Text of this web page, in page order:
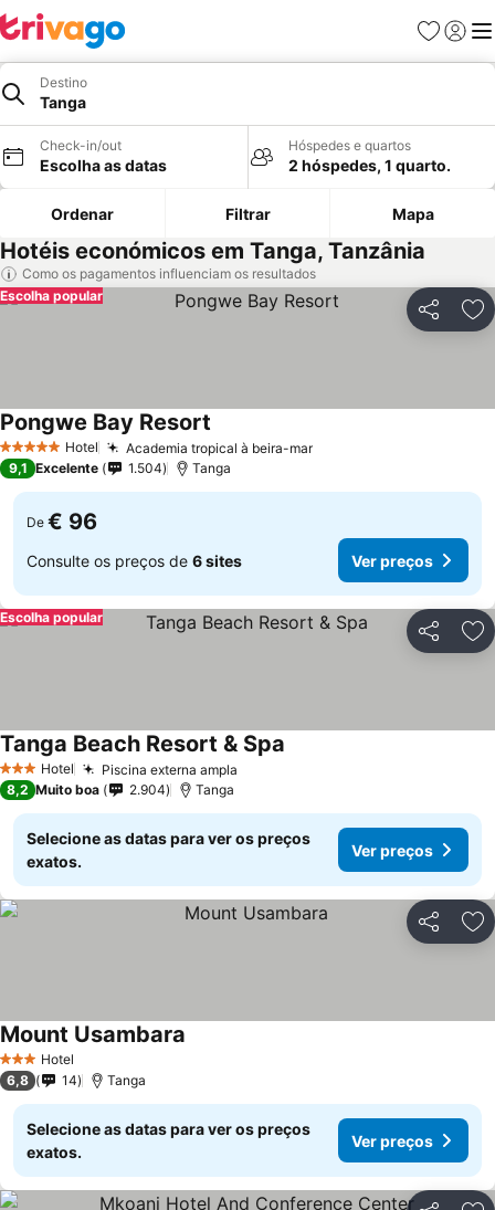
Favoritos
Iniciar
Destino
Tanga
Check-in/out
Escolha as datas
Hóspedes e quartos
2 hóspedes, 1 quarto.
Ordenar Filtrar Mapa
Hotéis económicos em Tanga, Tanzânia
Como os pagamentos influenciam os resultados
Partilhar
Escolha popular
5 Estrelas Hotel Academia tropical à beira-mar
Pongwe Bay Resort
9,1 Excelente 1.504 Tanga
De € 96
Consulte os preços de 6 sites Ver preços
Partilhar
Escolha popular
3 EstrelasHotel Piscina externa ampla
Tanga Beach Resort & Spa
8,2 Muito boa 2.904 Tanga
Selecione as datas para ver os preços
exatos.
Ver preços
Partilhar
3 EstrelasHotel
Mount Usambara
6,8 14 Tanga
Selecione as datas para ver os preços
exatos.
Ver preços